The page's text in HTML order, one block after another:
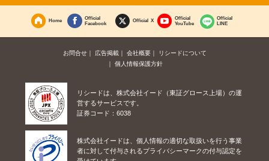
Home
Official
Facebook
Official X
Official
YouTube
Official
LINE
お問合せ 広告掲載 会社概要
リシードについて
個人情報保護方針
リシードは、株式会社イード（東証グロース上場）の運
営するサービスです。
証券コード：6038
株式会社イードは、個人情報の適切な取扱いを行う事業
者に対して付与されるプライバシーマークの付与認定を